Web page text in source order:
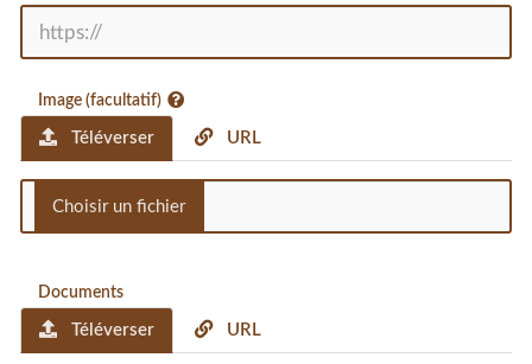
Image (facultatif)
Téléverser URL
Documents
Téléverser URL